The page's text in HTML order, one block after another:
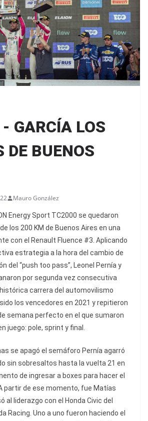
GARCÍA LOS
DE BUENOS
Mauro González
Energy Sport TC2000 se quedaron
los 200 KM de Buenos Aires en una
con el Renault Fluence #3. Aplicando
estrategia a la hora del cambio de
del “push too pass”, Leonel Pernía y
por segunda vez consecutiva
carrera del automovilismo
los vencedores en 2021 y repitieron
semana perfecto en el que sumaron
juego: pole, sprint y final.
se apagó el semáforo Pernía agarró
sin sobresaltos hasta la vuelta 21 en
de ingresar a boxes para hacer el
partir de ese momento, fue Matías
al liderazgo con el Honda Civic del
Racing. Uno a uno fueron haciendo el